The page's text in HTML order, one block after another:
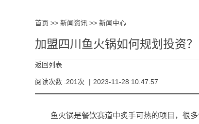
首页 >> 新闻资讯 >> 新闻中心
加盟四川鱼火锅如何规划投资？
返回列表
阅读次数 :201次 | 2023-11-28 10:47:57
鱼火锅是餐饮赛道中炙手可热的项目，很多